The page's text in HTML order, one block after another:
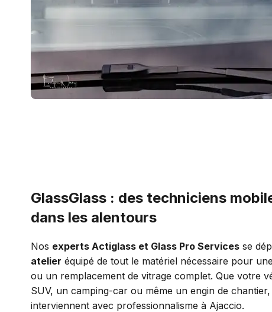
GlassGlass : des techniciens
dans les alentours
Nos experts Actiglass et Glass Pro Services se
atelier équipé de tout le matériel nécessaire pour une
ou un remplacement de vitrage complet. Que votre
SUV, un camping-car ou même un engin de
interviennent avec professionnalisme à Ajaccio.